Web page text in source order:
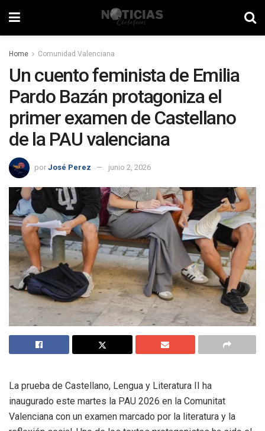
Home Comunidad Valenciana
Un cuento feminista de Emilia
Pardo Bazán protagoniza el
primer examen de Castellano
de la PAU valenciana
por José Perez junio 2, 2026
La prueba de Castellano, Lengua y Literatura II ha
inaugurado este martes la PAU 2026 en la Comunitat
Valenciana con un examen marcado por la literatura y la